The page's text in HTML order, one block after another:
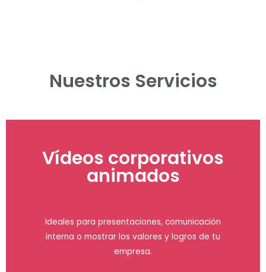
Nuestros Servicios
Vídeos corporativos
animados
Ideales para presentaciones, comunicación
interna o mostrar los valores y logros de tu
empresa.